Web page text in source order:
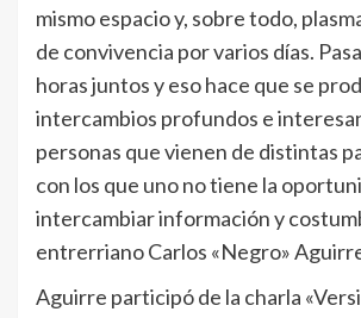
mismo espacio y, sobre todo,
de convivencia por varios días.
horas juntos y eso hace que se
intercambios profundos e
personas que vienen de distintas
con los que uno no tiene la
intercambiar información y
entrerriano Carlos «Negro»
Aguirre participó de la charla